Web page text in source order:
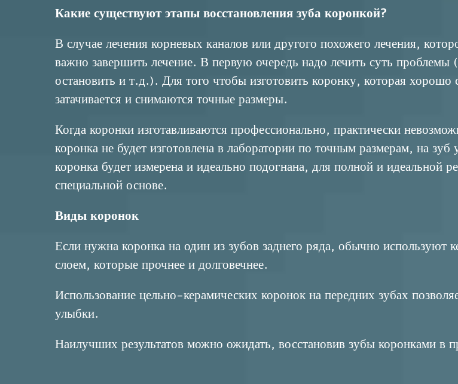
Какие существуют этапы восстановления зуба коронкой?
В случае лечения корневых каналов или другого похожего лечения,
важно завершить лечение. В первую очередь надо лечить суть проблемы
остановить и т.д.). Для того чтобы изготовить коронку, которая хорошо
затачивается и снимаются точные размеры.
Когда коронки изготавливаются профессионально, практически
коронка не будет изготовлена в лаборатории по точным размерам, на
коронка будет измерена и идеально подогнана, для полной и идеальной
специальной основе.
Виды коронок
Если нужна коронка на один из зубов заднего ряда, обычно используют
слоем, которые прочнее и долговечнее.
Использование цельно-керамических коронок на передних зубах
улыбки.
Наилучших результатов можно ожидать, восстановив зубы коронками в